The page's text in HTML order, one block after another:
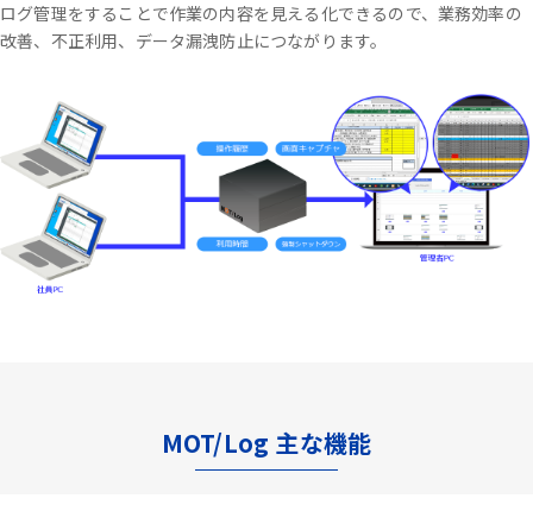
ログ管理をすることで作業の内容を見える化できるので、業務効率の
改善、不正利用、データ漏洩防止につながります。
MOT/Log 主な機能